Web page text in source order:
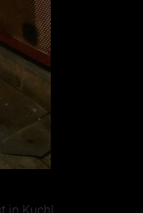
Juni
in Kuchl